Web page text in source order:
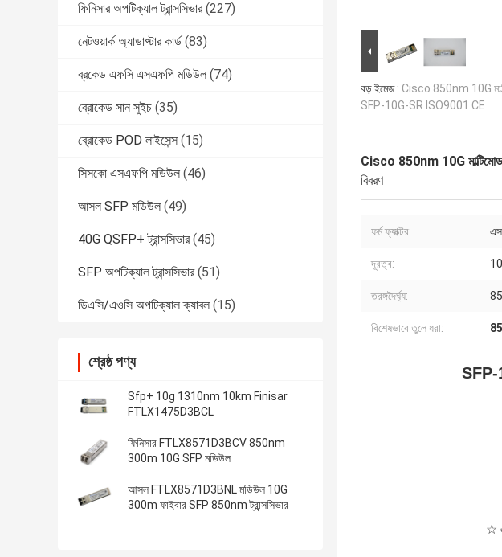
ফিনিসার অপটিক্যাল ট্রান্সসিভার (227)
নেটওয়ার্ক অ্যাডাপ্টার কার্ড (83)
ব্রকেড এফসি এসএফপি মডিউল (74)
ব্রোকেড সান সুইচ (35)
ব্রোকেড POD লাইসেন্স (15)
সিসকো এসএফপি মডিউল (46)
আসল SFP মডিউল (49)
40G QSFP+ ট্রান্সসিভার (45)
SFP অপটিক্যাল ট্রান্সসিভার (51)
ডিএসি/এওসি অপটিক্যাল ক্যাবল (15)
শ্রেষ্ঠ পণ্য
Sfp+ 10g 1310nm 10km Finisar
FTLX1475D3BCL
ফিনিসার FTLX8571D3BCV 850nm
300m 10G SFP মডিউল
আসল FTLX8571D3BNL মডিউল 10G
300m ফাইবার SFP 850nm ট্রান্সসিভার
বড় ইমেজ : Cisco 850nm 10G
SFP-10G-SR ISO9001 CE
Cisco 850nm 10G
বিবরণ
ফর্ম ফ্যাক্টর:
দূরত্ব:
তরঙ্গদৈর্ঘ্য:
বিশেষভাবে তুলে ধরা:
SFP-
☆